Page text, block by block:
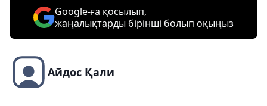
Google-ға қосылып,
жаңалықтарды бірінші болып оқыңыз
Айдос Қали